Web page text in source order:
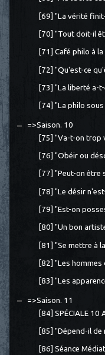
[69] "La vérité
[70] "Tout doit-il
[71] Café philo à
[72] "Qu'est-ce
[73] "La liberté a-
[74] "La philo
=>Saison. 10
[75] "Va-t-on trop
[76] "Obéir ou
[77] "Peut-on être
[78] "Le désir
[79] "Est-on
[80] "Un bon
[81] "Se mettre à
[82] "Les
[83] "Les
=>Saison. 11
[84] SPÉCIALE 10
[85] "Dépend-il de
[86] Séance